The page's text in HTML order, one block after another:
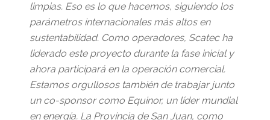
limpias. Eso es lo que hacemos, siguiendo los
parámetros internacionales más altos en
sustentabilidad. Como operadores, Scatec ha
liderado este proyecto durante la fase inicial y
ahora participará en la operación comercial.
Estamos orgullosos también de trabajar junto
un co-sponsor como Equinor, un líder mundial
en energía. La Provincia de San Juan, como